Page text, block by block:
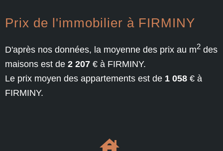
Prix de l'immobilier à FIRMINY
D'après nos données, la moyenne des prix au m2 des
maisons est de 2 207 € à FIRMINY.
Le prix moyen des appartements est de 1 058 € à
FIRMINY.